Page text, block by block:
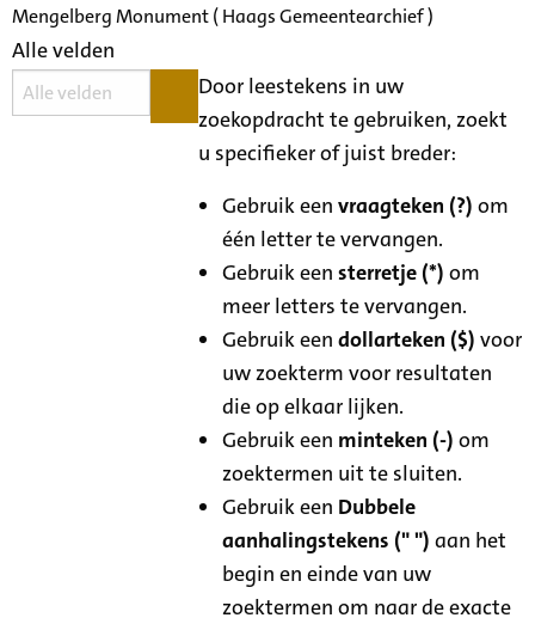
Mengelberg Monument ( Haags Gemeentearchief )
Alle velden
Door leestekens in uw
zoekopdracht te gebruiken, zoekt
u specifieker of juist breder:
Gebruik eenvraagteken (?) om
één letter te vervangen.
Gebruik eensterretje (*) om
meer letters te vervangen.
Gebruik eendollarteken ($) voor
uw zoekterm voor resultaten
die op elkaar lijken.
Gebruik een minteken (-) om
zoektermen uit te sluiten.
Gebruik een Dubbele
aanhalingstekens (" ") aan het
begin en einde van uw
zoektermen om naar de exacte